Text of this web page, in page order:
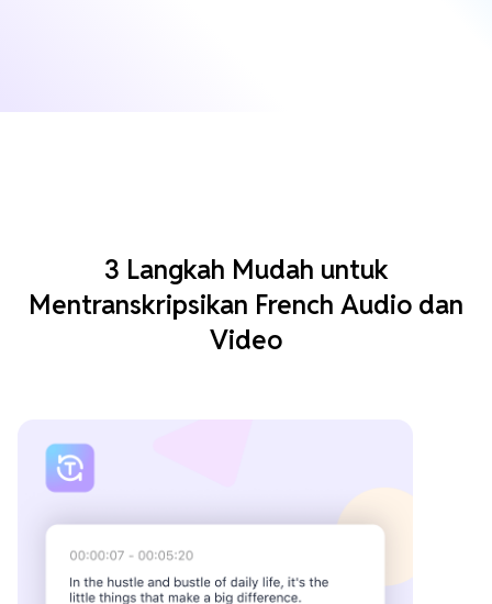
3 Langkah Mudah untuk
Mentranskripsikan French Audio dan
Video